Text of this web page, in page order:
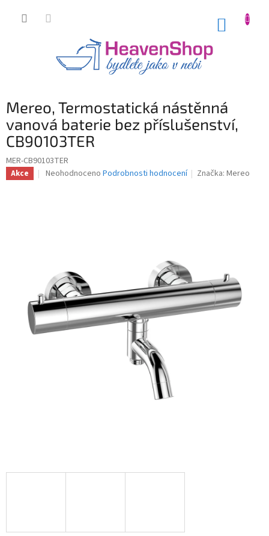
Mereo, Termostatická nástěnná
vanová baterie bez příslušenství,
CB90103TER
MER-CB90103TER
Akce
Průměrné
Neohodnoceno Podrobnosti hodnocení Značka:Mereo